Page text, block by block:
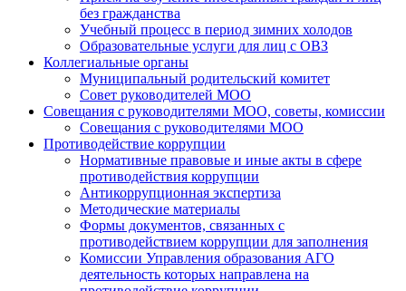
без гражданства
Учебный процесс в период зимних холодов
Образовательные услуги для лиц с ОВЗ
Коллегиальные органы
Муниципальный родительский комитет
Совет руководителей МОО
Совещания с руководителями МОО, советы, комиссии
Совещания с руководителями МОО
Противодействие коррупции
Нормативные правовые и иные акты в сфере
противодействия коррупции
Антикоррупционная экспертиза
Методические материалы
Формы документов, связанных с
противодействием коррупции для заполнения
Комиссии Управления образования АГО
деятельность которых направлена на